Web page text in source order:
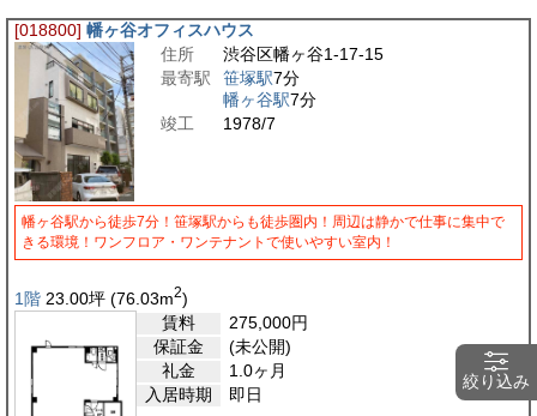
絞り込み
[018800] 幡ヶ谷オフィスハウス
住所
渋谷区幡ヶ谷1-17-15
最寄駅
笹塚駅7分
幡ヶ谷駅7分
竣工
1978/7
幡ヶ谷駅から徒歩7分！笹塚駅からも徒歩圏内！周辺は静かで仕事に集中で
きる環境！ワンフロア・ワンテナントで使いやすい室内！
1階 23.00坪 (76.03m2)
賃料
275,000円
保証金
(未公開)
礼金
1.0ヶ月
入居時期
即日